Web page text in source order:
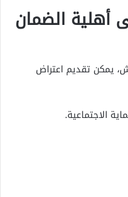
أهلية الضمان
يمكن تقديم اعتراض
الاجتماعية.